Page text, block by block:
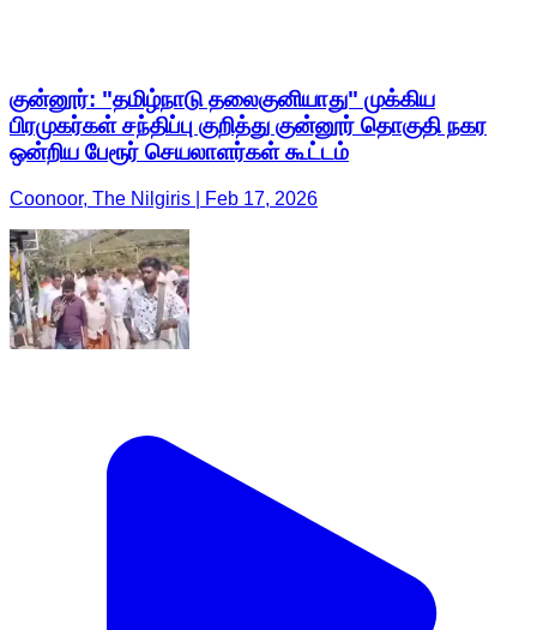
குன்னூர்: "தமிழ்நாடு தலைகுனியாது" முக்கிய
பிரமுகர்கள் சந்திப்பு குறித்து குன்னூர் தொகுதி நகர
ஒன்றிய பேரூர் செயலாளர்கள் கூட்டம்
Coonoor, The Nilgiris | Feb 17, 2026